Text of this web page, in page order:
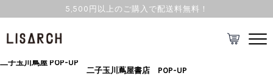
5,500円以上のご購入で配送料無料！
TOPICS
二子玉川蔦屋 POP-UP
二子玉川蔦屋書店 POP-UP